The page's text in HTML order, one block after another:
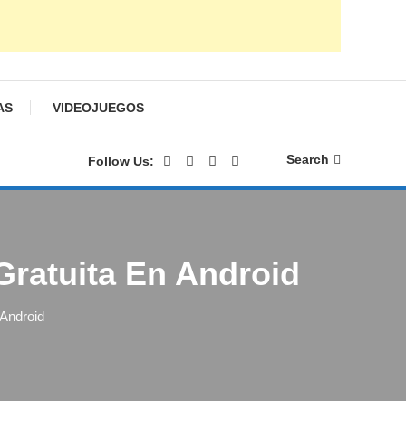
VIDEOJUEGOS
Follow Us: Search
En Android